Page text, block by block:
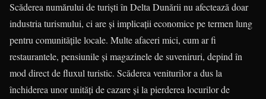
Scăderea numărului de turiști în Delta Dunării nu afectează doar
industria turismului, ci are și implicații economice pe termen lung
pentru comunitățile locale. Multe afaceri mici, cum ar fi
restaurantele, pensiunile și magazinele de suveniruri, depind în
mod direct de fluxul turistic. Scăderea veniturilor a dus la
închiderea unor unități de cazare și la pierderea locurilor de